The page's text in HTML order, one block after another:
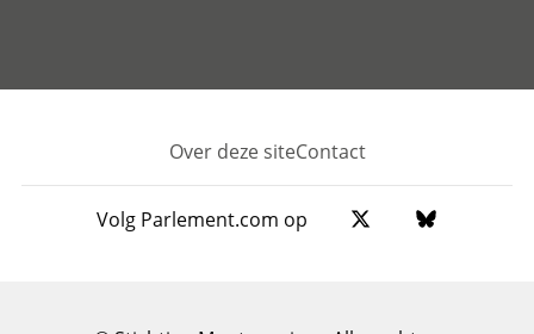
Footer
Over deze siteContact
Volg Parlement.com op